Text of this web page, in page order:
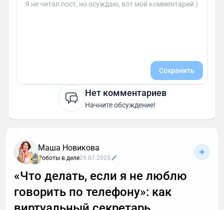
Сохранить
Нет комментариев
Начните обсуждение!
Маша Новикова
Роботы в деле29.07.2025
«Что делать, если я не люблю
говорить по телефону»: как